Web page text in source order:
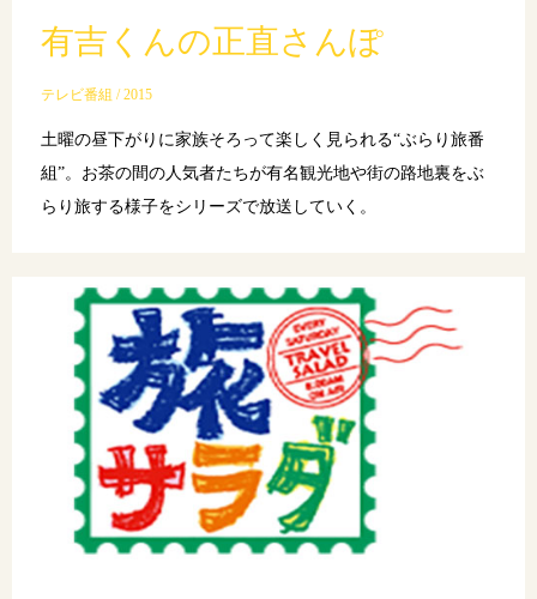
有吉くんの正直さんぽ
テレビ番組 / 2015
土曜の昼下がりに家族そろって楽しく見られる“ぶらり旅番
組”。お茶の間の人気者たちが有名観光地や街の路地裏をぶ
らり旅する様子をシリーズで放送していく。